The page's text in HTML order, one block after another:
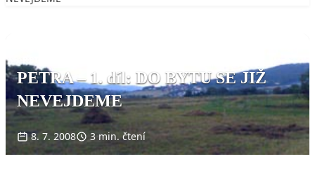
PETRA – 1. díl: DO BYTU SE JIŽ
NEVEJDEME
8. 7. 2008 3 min. čtení